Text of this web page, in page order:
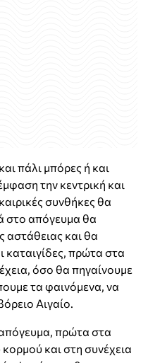
πάλι μπόρες ή και
την κεντρική και
συνθήκες θα
στο απόγευμα θα
αστάθειας και θα
καταιγίδες, πρώτα στα
όσο θα πηγαίνουμε
τα φαινόμενα, να
Αιγαίο.
πρώτα στα
και στη συνέχεια